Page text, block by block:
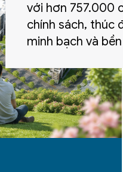
với hơn 757.000
chính sách, thúc
minh bạch và